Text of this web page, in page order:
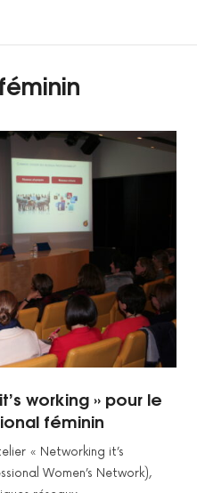
working » pour le
féminin
« Networking it’s
Women’s Network),